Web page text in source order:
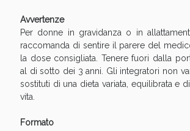
Avvertenze
Per donne in gravidanza o in
raccomanda di sentire il parere del
la dose consigliata. Tenere fuori dalla
al di sotto dei 3 anni. Gli integratori non
sostituti di una dieta variata, equilibrata e
vita.
Formato
Vie Urinarie e Prostata: Sconti fino